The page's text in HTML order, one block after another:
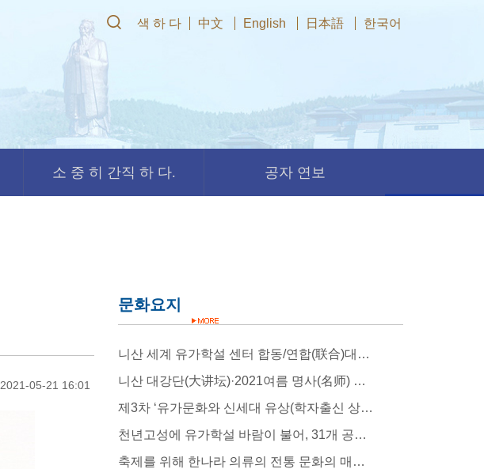
색 하 다 中文 English 日本語 한국어
소 중 히 간직 하 다. 공자 연보
2021-05-21 16:01
문화요지
니산 세계 유가학설 센터 합동/연합(联合)대학원 제2차 원무(院务)확대회의 베이징에서 열려
니산 대강단(大讲坛)·2021여름 명사(名师) 공개강의 시작, 뜨거운 반향을 불러 일으켜
제3차 ‘유가문화와 신세대 유상(학자출신 상인) 사상’세미나 지난(济南)에서 개최
천년고성에 유가학설 바람이 불어, 31개 공자학당 동시에 칭다오 자오주어(胶州)에 설립
축제를 위해 한나라 의류의 전통 문화의 매력을 느껴보세요